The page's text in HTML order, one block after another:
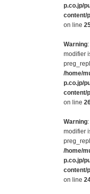
p.co.jp/
content/
on line
Warning
modifier
/home/
p.co.jp/
content/
on line
Warning
modifier
/home/
p.co.jp/
content/
on line